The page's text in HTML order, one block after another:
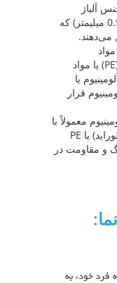
آلیاژ
آلومینیوم (با ضخامت معمولاً 0.3 تا 0.5 میلیمتر) که
می‌دهند.
ترموپلاستیک مانند پلی‌اتیلن فشرده (PE) یا مواد
یا
قرار
معمولاً با
(پلی وینیلیدن فلوراید) یا PE
و مقاومت در
فرد خود، به